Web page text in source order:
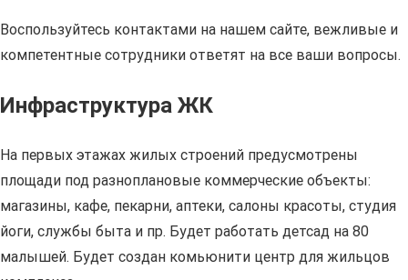
Воспользуйтесь контактами на нашем сайте, вежливые и
компетентные сотрудники ответят на все ваши вопросы.
Инфраструктура ЖК
На первых этажах жилых строений предусмотрены
площади под разноплановые коммерческие объекты:
магазины, кафе, пекарни, аптеки, салоны красоты, студия
йоги, службы быта и пр. Будет работать детсад на 80
малышей. Будет создан комьюнити центр для жильцов